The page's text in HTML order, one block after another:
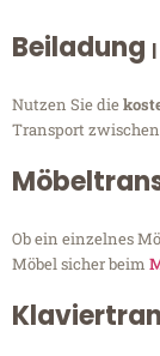
Beiladung
Nutzen Sie die
Transport
Ob ein einzelnes
Möbel sicher beim